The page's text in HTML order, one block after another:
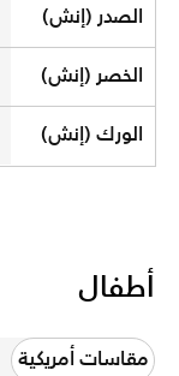
الصدر (إنش)
الخصر (إنش)
الورك (إنش)
أطفال
مقاسات أمريكية